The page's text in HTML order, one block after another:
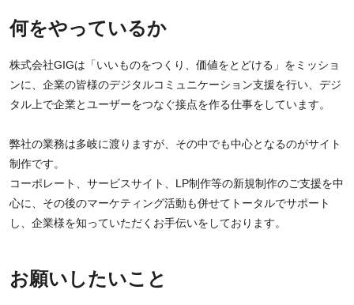
何をやっているか
株式会社GIGは「いいものをつくり、価値をとどける」をミッショ
ンに、企業の皆様のデジタルコミュニケーション支援を行い、デジ
タル上で企業とユーザーをつなぐ接点を作る仕事をしています。
弊社の業務は多岐に渡りますが、その中でも中心となるのがサイト
制作です。
コーポレート、サービスサイト、LP制作等の新規制作のご支援を中
心に、その後のマーケティング活動も併せてトータルでサポート
し、企業様を知っていただくお手伝いをしております。
お願いしたいこと